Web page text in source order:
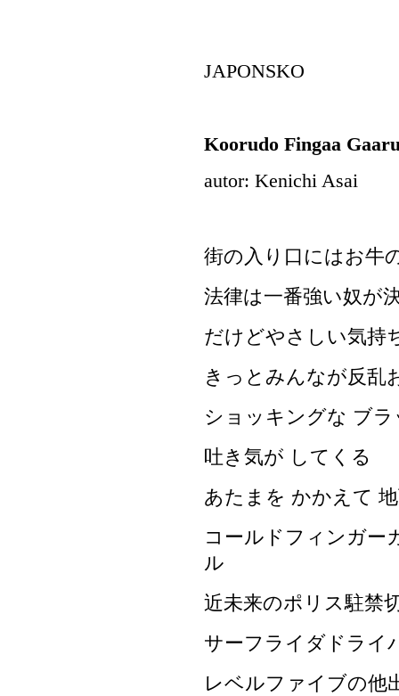
JAPONSKO
Koorudo Fingaa
autor: Kenichi Asai
街の入り口にはお牛
法律は一番強い奴が
だけどやさしい気持
きっとみんなが反乱
ショッキングな ブ
吐き気が してくる
あたまを かかえて
コールドフィンガー
ル
近未来のポリス駐禁
サーフライダドライ
レベルファイブの他